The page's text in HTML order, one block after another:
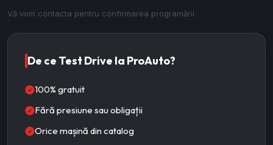
Vă vom contacta pentru confirmarea programării.
De ce Test Drive la ProAuto?
100% gratuit
Fără presiune sau obligații
Orice mașină din catalog